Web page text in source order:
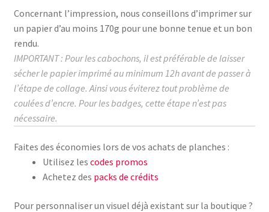
Concernant l’impression, nous conseillons d’imprimer sur
un papier d’au moins 170g pour une bonne tenue et un bon
rendu.
IMPORTANT : Pour les cabochons, il est préférable de laisser
sécher le papier imprimé au minimum 12h avant de passer à
l’étape de collage. Ainsi vous éviterez tout problème de
coulées d’encre. Pour les badges, cette étape n’est pas
nécessaire.
Faites des économies lors de vos achats de planches :
Utilisez les codes promos
Achetez des packs de crédits
Pour personnaliser un visuel déjà existant sur la boutique ?